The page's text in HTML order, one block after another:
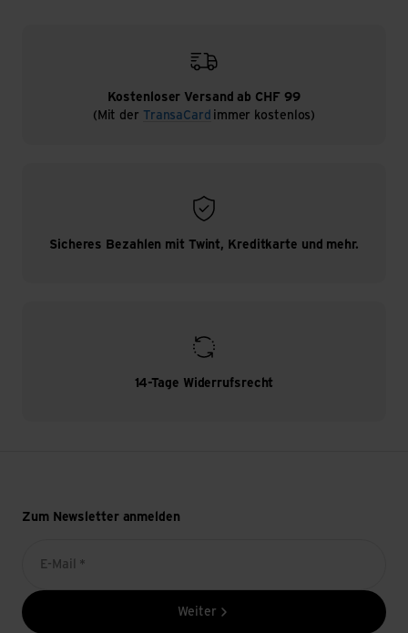
Kostenloser Versand ab CHF 99
(Mit der TransaCard immer kostenlos)
Sicheres Bezahlen mit Twint, Kreditkarte und mehr.
14-Tage Widerrufsrecht
Zum Newsletter anmelden
E-Mail *
Weiter